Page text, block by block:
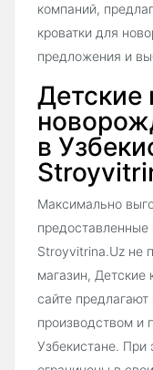
компаний,
кроватки для
предложения и
Детские
в
Максимально
предоставленные
Stroyvitrina.Uz не
магазин, Детские
сайте
производством и
Узбекистане. При